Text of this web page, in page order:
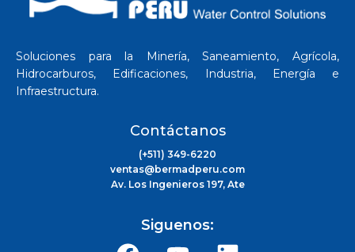
Soluciones para la Minería, Saneamiento, Agrícola,
Hidrocarburos, Edificaciones, Industria, Energía e
Infraestructura.
Contáctanos
(+511) 349-6220
ventas@bermadperu.com
Av. Los Ingenieros 197, Ate
Siguenos: